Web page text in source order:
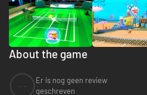
About the game
Er is nog geen review
geschreven